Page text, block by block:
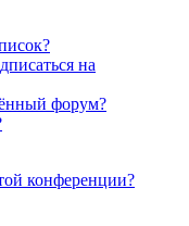
на
форум?
конференции?